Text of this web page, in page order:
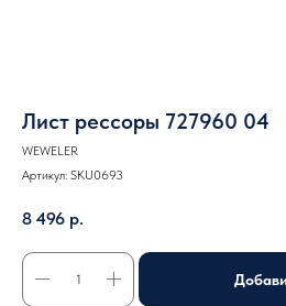
Лист рессоры 727960 04
WEWELER
Артикул: SKU0693
8 496 р.